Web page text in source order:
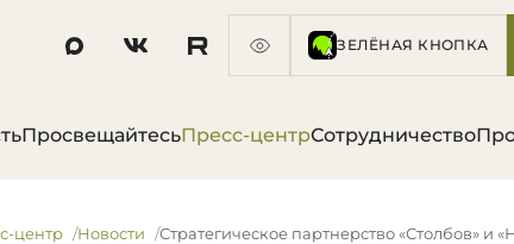
ЗЕЛЁНАЯ КНОПКА
ПросвещайтесьПресс-центрСотрудничество
центр Новости Стратегическое партнерство «Столбов» и